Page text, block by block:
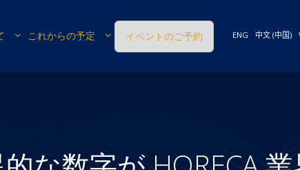
これからの予定 イベントのご予約 ENG 中文 (中国)